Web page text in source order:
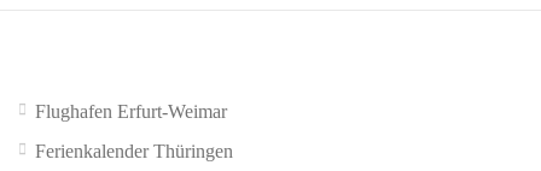
Flughafen Erfurt-Weimar
Ferienkalender Thüringen